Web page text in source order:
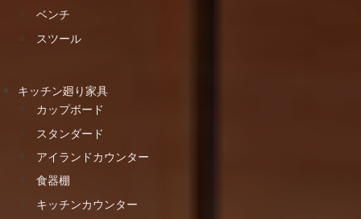
ベンチ
スツール
キッチン廻り家具
カップボード
スタンダード
アイランドカウンター
食器棚
キッチンカウンター